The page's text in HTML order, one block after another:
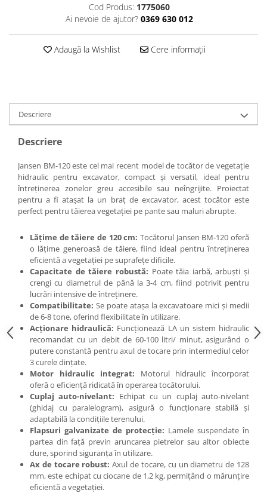
Cod Produs: 1775060
Ai nevoie de ajutor? 0369 630 012
Adaugă la Wishlist Cere informații
Descriere
Descriere
Jansen BM-120 este cel mai recent model de tocător de vegetație
hidraulic pentru excavator, compact și versatil, ideal pentru
întreținerea zonelor greu accesibile sau neîngrijite. Proiectat
pentru a fi atașat la un braț de excavator, acest tocător este
perfect pentru tăierea vegetației pe pante sau maluri abrupte.
Lățime de tăiere de 120 cm: Tocătorul Jansen BM-120 oferă
o lățime generoasă de tăiere, fiind ideal pentru întreținerea
eficientă a vegetației pe suprafețe dificile.
Capacitate de tăiere robustă: Poate tăia iarbă, arbuști și
crengi cu diametrul de până la 3-4 cm, fiind potrivit pentru
lucrări intensive de întreținere.
Compatibilitate: Se poate atașa la excavatoare mici și medii
de 6-8 tone, oferind flexibilitate în utilizare.
Acționare hidraulică: Funcționează LA un sistem hidraulic
recomandat cu un debit de 60-100 litri/ minut, asigurând o
putere constantă pentru axul de tocare prin intermediul celor
3 curele dințate.
Motor hidraulic integrat: Motorul hidraulic încorporat
oferă o eficiență ridicată în operarea tocătorului.
Cuplaj auto-nivelant: Echipat cu un cuplaj auto-nivelant
(ghidaj cu paralelogram), asigură o funcționare stabilă și
adaptabilă la condițiile terenului.
Flapsuri galvanizate de protecție: Lamele suspendate în
partea din față previn aruncarea pietrelor sau altor obiecte
dure, sporind siguranța în utilizare.
Ax de tocare robust: Axul de tocare, cu un diametru de 128
mm, este echipat cu ciocane de 1,2 kg, permițând o mărunțire
eficientă a vegetației.